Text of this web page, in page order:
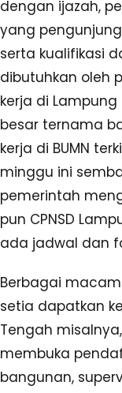
dengan ijazah,
yang
serta kualifikasi
dibutuhkan oleh
kerja di
besar ternama
kerja di BUMN
minggu ini
pemerintah
pun CPNSD
ada jadwal dan
Berbagai
setia dapatkan
Tengah
membuka
bangunan,